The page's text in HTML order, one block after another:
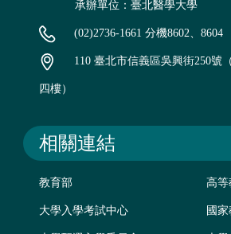
承辦單位：臺北醫學大學
(02)2736-1661 分機8602、8604
110 臺北市信義區吳興街250號
四樓）
相關連結
教育部 高等
大學入學考試中心 國